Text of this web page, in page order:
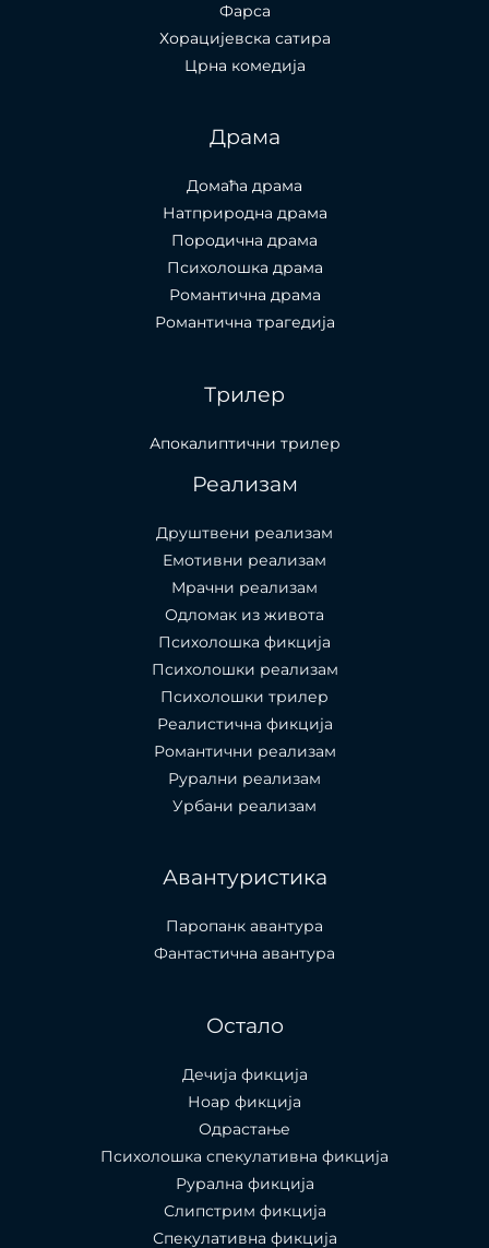
Фарса
Хорацијевска сатира
Црна комедија
Драма
Домаћа драма
Натприродна драма
Породична драма
Психолошка драма
Романтична драма
Романтична трагедија
Трилер
Апокалиптични трилер
Реализам
Друштвени реализам
Емотивни реализам
Мрачни реализам
Одломак из живота
Психолошкa фикција
Психолошки реализам
Психолошки трилер
Реалистична фикција
Романтични реализам
Рурални реализам
Урбани реализам
Авантуристика
Паропанк авантура
Фантастична авантура
Остало
Дечија фикција
Ноар фикција
Одрастање
Психолошка спекулативна фикција
Рурална фикција
Слипстрим фикција
Спекулативна фикција